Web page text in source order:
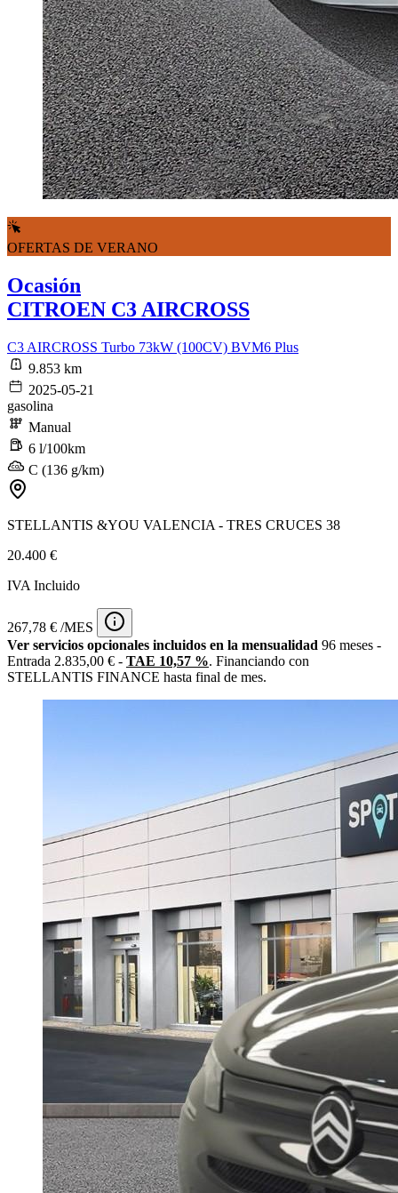
OFERTAS DE VERANO
Ocasión
CITROEN C3 AIRCROSS
C3 AIRCROSS Turbo 73kW (100CV) BVM6 Plus
9.853 km
2025-05-21
gasolina
Manual
6 l/100km
C (136 g/km)
STELLANTIS &YOU VALENCIA - TRES CRUCES 38
20.400 €
IVA Incluido
267,78 € /MES
Ver servicios opcionales incluidos en la mensualidad 96 meses -
Entrada 2.835,00 € - TAE 10,57 %. Financiando con
STELLANTIS FINANCE hasta final de mes.